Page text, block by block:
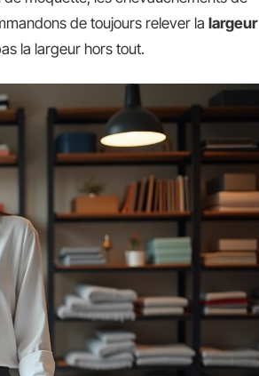
de toujours relever la largeur
la largeur hors tout.